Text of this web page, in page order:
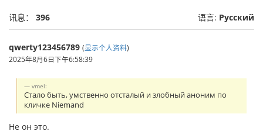
讯息： 396 语言: Русский
qwerty123456789 (显示个人资料)
2025年8月6日下午6:58:39
vmel:
Стало быть, умственно отсталый и злобный аноним по
кличке Niemand
Не он это.